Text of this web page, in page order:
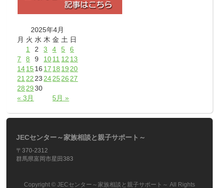
2025年4月
月 火 水 木 金 土 日
« 3月 5月 »
1 2 3 4 5
6
7
8 9 1011 12 13
141516 17 18 19 20
21 22 23 242526 27
28 29 30
JECセンター～家族相談と親子サポート～
〒370-2312
群馬県富岡市星田383
Copyright © JECセンター～家族相談と親子サポート～ All Rights